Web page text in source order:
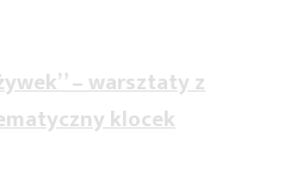
– warsztaty z
klocek